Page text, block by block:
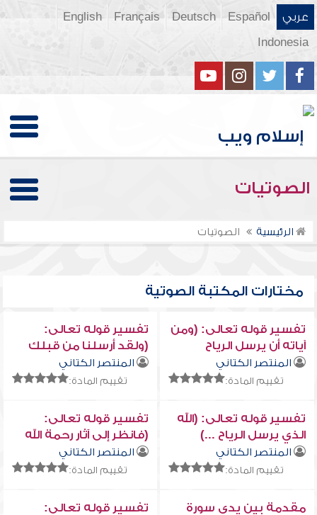
عربي Español
Deutsch
Français
English
Indonesia
الصوتيات
الرئيسية الصوتيات
مختارات المكتبة الصوتية
تفسير قوله تعالى: (ومن
آياته أن يرسل الرياح
مبشرات...)
المنتصر الكتاني
تقييم المادة:
تفسير قوله تعالى:
(ولقد أرسلنا من قبلك
رسلاً إلى قومهم ...)
المنتصر الكتاني
تقييم المادة:
تفسير قوله تعالى: (الله
الذي يرسل الرياح ...)
المنتصر الكتاني
تقييم المادة:
تفسير قوله تعالى:
(فانظر إلى آثار رحمة الله
...)المنتصر الكتاني
تقييم المادة:
مقدمة بين يدي سورة
تفسير قوله تعالى: